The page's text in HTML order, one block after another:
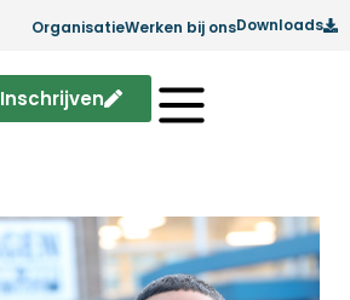
OrganisatieWerken bij onsDownloads
Inschrijven